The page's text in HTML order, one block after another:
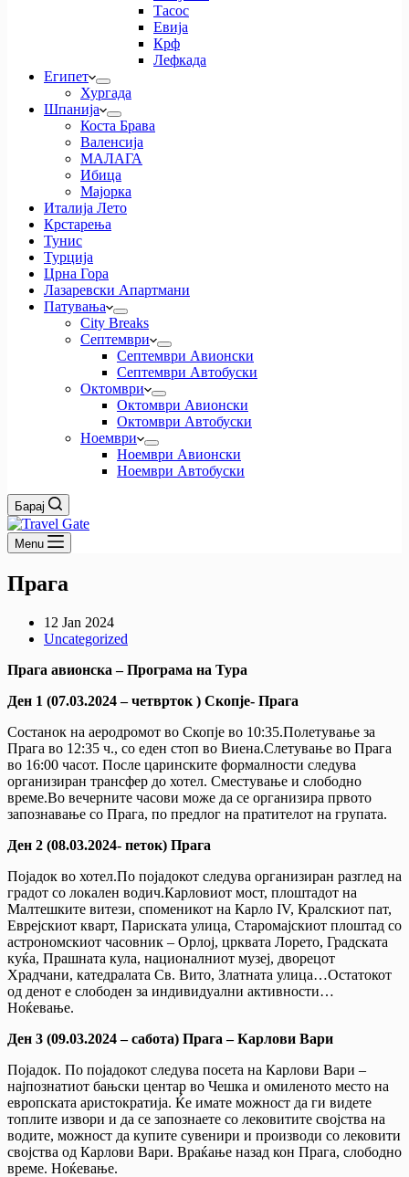
Тасос
Евија
Крф
Лефкада
Египет
Хургада
Шпанија
Коста Брава
Валенсија
МАЛАГА
Ибица
Мајорка
Италија Лето
Крстарења
Тунис
Турција
Црна Гора
Лазаревски Апартмани
Патувања
City Breaks
Септември
Септември Авионски
Септември Автобуски
Октомври
Октомври Авионски
Октомври Автобуски
Ноември
Ноември Авионски
Ноември Автобуски
Барај
Menu
Прага
12 Jan 2024
Uncategorized
Прага авионска – Програма на Тура
Ден 1 (07.03.2024 – четврток ) Скопје- Прага
Состанок на аеродромот во Скопје во 10:35.Полетување за
Прага во 12:35 ч., со еден стоп во Виена.Слетување во Прага
во 16:00 часот. После царинските формалности следува
организиран трансфер до хотел. Сместување и слободно
време.Во вечерните часови може да се организира првото
запознавање со Прага, по предлог на пратителот на групата.
Ден 2 (08.03.2024- петок) Прага
Појадок во хотел.По појадокот следува организиран разглед на
градот со локален водич.Карловиот мост, плоштадот на
Малтешките витези, споменикот на Карло IV, Кралскиот пат,
Еврејскиот кварт, Париската улица, Старомајскиот плоштад со
астрономскиот часовник – Орлој, црквата Лорето, Градската
куќа, Прашната кула, националниот музеј, дворецот
Храдчани, катедралата Св. Вито, Златната улица…Остатокот
од денот е слободен за индивидуални активности…
Ноќевање.
Ден 3 (09.03.2024 – сабота) Прага – Карлови Вари
Појадок. По појадокот следува посета на Карлови Вари –
најпознатиот бањски центар во Чешка и омиленото место на
европската аристократија. Ќе имате можност да ги видете
топлите извори и да се запознаете со лековитите својства на
водите, можност да купите сувенири и производи со лековити
својства од Карлови Вари. Враќање назад кон Прага, слободно
време. Ноќевање.